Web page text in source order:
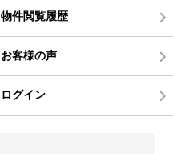
物件閲覧履歴
お客様の声
ログイン